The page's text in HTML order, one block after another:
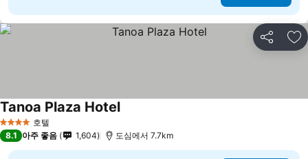
공유 즐
4 성급 호텔
Tanoa Plaza Hotel
8.1 아주 좋음 1,604 도심에서 7.7km